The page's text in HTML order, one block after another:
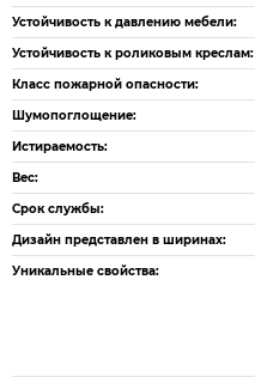
Устойчивость к давлению мебели:
Устойчивость к роликовым креслам:
Класс пожарной опасности:
Шумопоглощение:
Истираемость:
Вес:
Срок службы:
Дизайн представлен в ширинах:
Уникальные свойства: